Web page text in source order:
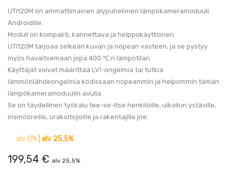
UTi120M on ammattimainen älypuhelimen lämpökameramoduuli
Androidille.
Moduli on kompakti, kannettava ja helppokäyttöinen.
UTi120M tarjoaa selkeän kuvan ja nopean vasteen, ja se pystyy
myös havaitsemaan jopa 400 ℃:n lämpötilan.
Käyttäjät voivat määrittää LVI-ongelmia tai tutkia
lämmönlähdeongelmia kodissaan nopeammin ja helpommin tämän
lämpökameramoduulin avulla.
Se on täydellinen työkalu tee-se-itse henkilöille, ulkoilun ystäville,
insinööreille, urakoitsijoille ja rakentajille jne.
alv 0%| alv 25,5%
199,54 € alv 25,5%